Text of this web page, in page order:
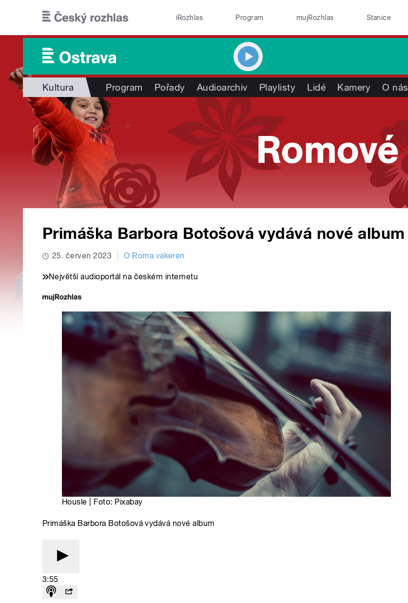
iRozhlas Program mujRozhlas Stanice
Kultura Program Pořady Audioarchiv Playlisty Lidé Kamery O nás
Primáška Barbora Botošová vydává nové album
25. červen 2023 O Roma vakeren
Největší audioportál na českém internetu
Housle | Foto: Pixabay
Primáška Barbora Botošová vydává nové album
3:55